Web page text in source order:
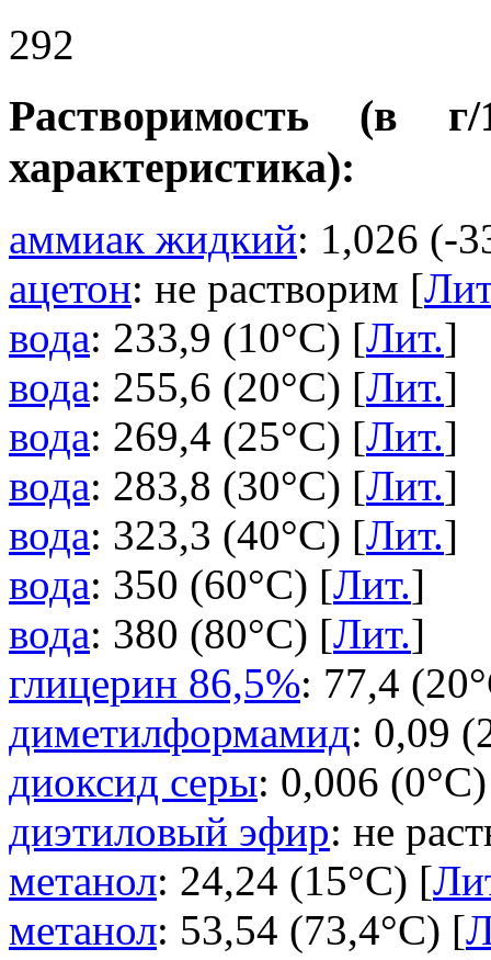
292
Растворимость (в
характеристика):
аммиак жидкий: 1,026 (-
ацетон: не растворим [
вода: 233,9 (10°C) [Лит.]
вода: 255,6 (20°C) [Лит.]
вода: 269,4 (25°C) [Лит.]
вода: 283,8 (30°C) [Лит.]
вода: 323,3 (40°C) [Лит.]
вода: 350 (60°C) [Лит.]
вода: 380 (80°C) [Лит.]
глицерин 86,5%: 77,4
диметилформамид: 0,09
диоксид серы: 0,006
диэтиловый эфир: не
метанол: 24,24 (15°C) [
метанол: 53,54 (73,4°C) [